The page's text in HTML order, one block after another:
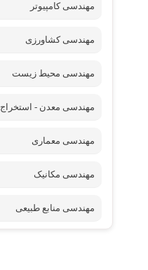
مهندسی کامپیوتر
مهندسی کشاورزی
مهندسی محیط زیست
مهندسی معدن - استخراج
مهندسی معماری
مهندسی مکانیک
مهندسی منابع طبیعی